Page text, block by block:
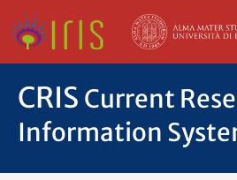
CRIS Current
Information